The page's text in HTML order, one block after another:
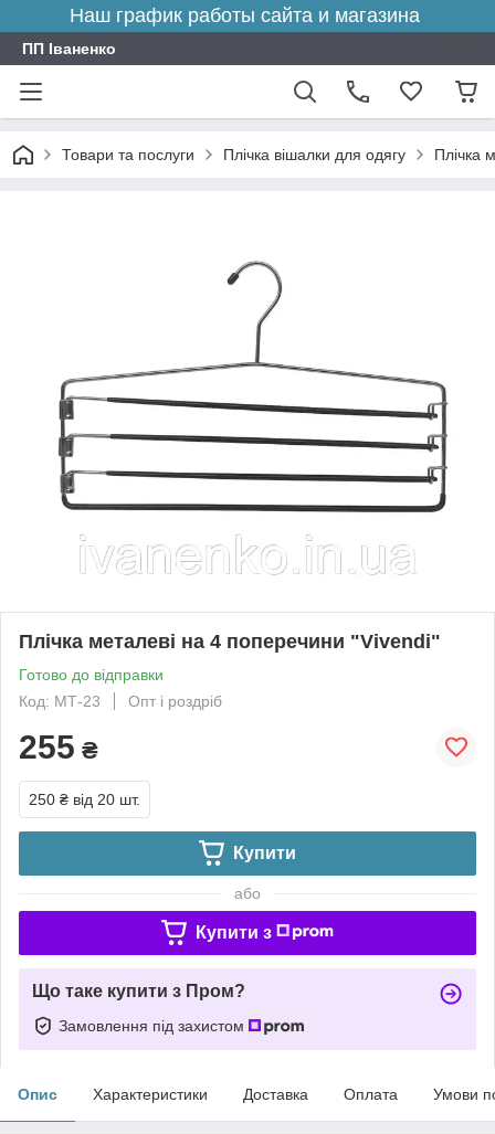
Наш график работы сайта и магазина
ПП Іваненко
Товари та послуги Плічка вішалки для одягу Плічка
Плічка металеві на 4 поперечини "Vivendi"
Готово до відправки
Код: МТ-23
Опт і роздріб
255 ₴
250 ₴ від 20 шт.
Купити
або
Купити з
Що таке купити з Пром?
Замовлення під захистом
Опис Характеристики Доставка Оплата Умови